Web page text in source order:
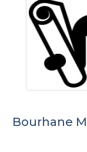
Bourhane